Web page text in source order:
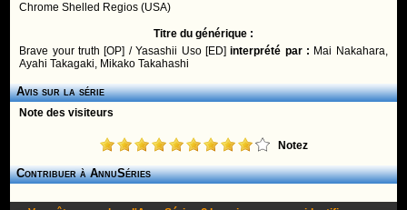
Chrome Shelled Regios (USA)
Titre du générique :
Brave your truth [OP] / Yasashii Uso [ED]interprété par : Mai Nakahara,
Ayahi Takagaki, Mikako Takahashi
Avis sur la série
Note des visiteurs
Notez
Contribuer à AnnuSéries